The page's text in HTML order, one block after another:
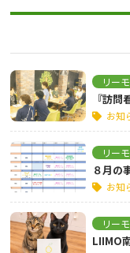
リー
『訪問
お知
リー
８月の
お知
リー
LIIMO